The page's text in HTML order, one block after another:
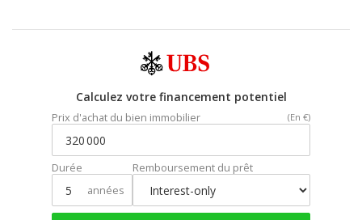
Calculez votre financement potentiel
Prix d'achat du bien immobilier (En €)
Durée
années
Remboursement du prêt